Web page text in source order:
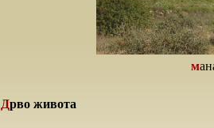
Дрво живота